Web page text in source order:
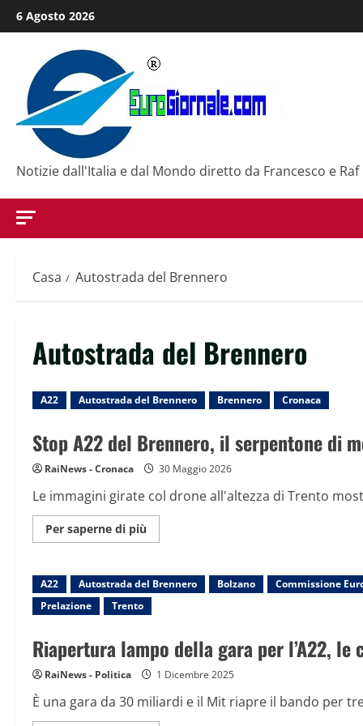
Salta
al
contenuto
6 Agosto 2026
Notizie dall'Italia e dal Mondo diretto da Francesco e
Casa Autostrada del Brennero
Autostrada del Brennero
A22 Autostrada del Brennero Brennero Cronaca
Stop A22 del Brennero, il serpentone di
RaiNews - Cronaca 30 Maggio 2026
Le immagini girate col drone all'altezza di Trento
Per saperne di più
informazioni
A22
del
Brennero,
serpentone
in
coda
A22 Autostrada del Brennero Bolzano Commissione
Prelazione
Trento
Riapertura lampo della gara per l’A22,
RaiNews - Politica 1 Dicembre 2025
È una gara da 30 miliardi e il Mit riapre il bando per